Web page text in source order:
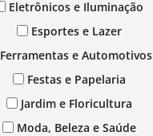
Eletrônicos e Iluminação
Esportes e Lazer
Ferramentas e Automotivos
Festas e Papelaria
Jardim e Floricultura
Moda, Beleza e Saúde